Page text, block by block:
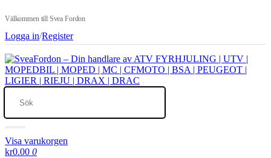
Välkommen till Svea Fordon
Logga in/Register
Visa varukorgen
kr0.00 0